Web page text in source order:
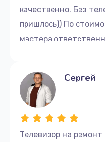
качественно. Без
пришлось)) По
мастера
Телевизор на
Сергей